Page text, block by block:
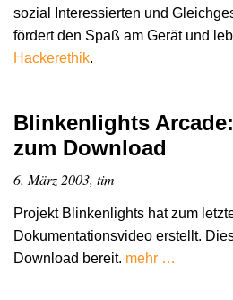
sozial Interessierten und
fördert den Spaß am Gerät und
Hacker­ethik.
Blinkenlights
zum Download
6. März 2003, tim
Projekt Blinkenlights hat zum
Dokumentationsvideo erstellt.
Download bereit. mehr …